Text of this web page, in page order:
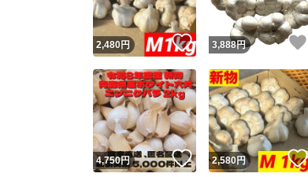
2,480円 いいね！
3,888円
4,750円 いいね！
2,580円